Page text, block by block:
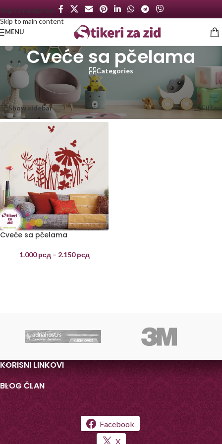
Skip to navigation
Skip to main content
MENU
Cveće sa pčelama
Categories
Početna
Proizvod označen „Cveće sa pčelama“
Prikazan jedan rezultat
Show sidebar Filteri
Cveće sa pčelama
1.000рсд – 2.150рсд
KORISNI LINKOVI
BLOG ČLAN
Facebook
X